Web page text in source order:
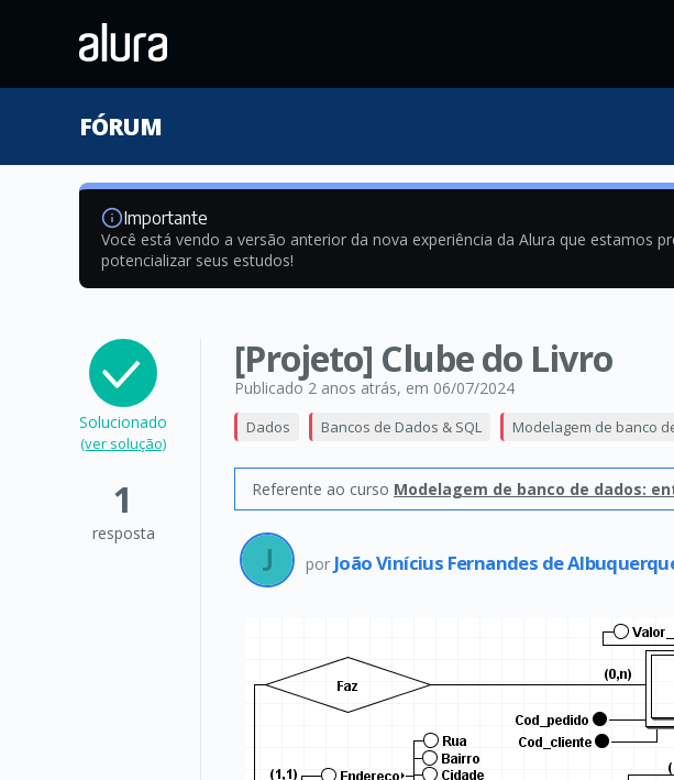
FÓRUM
Importante
Você está vendo a versão anterior da nova experiência da Alura que estamos
potencializar seus estudos!
Solucionado
(ver solução)
1
resposta
[Projeto] Clube do Livro
Publicado 2 anos atrás, em 06/07/2024
Dados Bancos de Dados & SQL Modelagem de banco
Referente ao curso Modelagem de banco de dados:
por João Vinícius Fernandes de